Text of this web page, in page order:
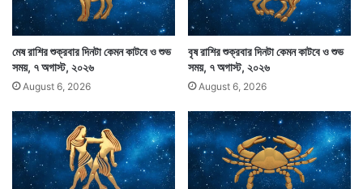
প্রতিদিন সারাদিনের মধ্যে মাঝে মাঝে কিছুটা ভালো সময় থাকে।
যে সময়টা শুভকাজের পক্ষে শুভদায়ক। সেই সময়ের মধ্যে শুভকাজ
করলে শুভই হবে একথা জোর দিয়ে বলা যায়না। কারণ বিভিন্ন রাশি
গ্রহ নক্ষত্র ইত্যাদির উপর শুভ ফলের মাত্রা কমবেশি হয়ে থাকে।
তবুও কিছুটা শুভ ফল আশা করা যায়। যেমন অমৃতযোগ ও
মাহেন্দ্রযোগ।
মেষ রাশির শুক্রবার দিনটা কেমন কাটবে ও শুভ
সময়, ৭ অগাস্ট, ২০২৬
August 6, 2026
বৃষ রাশির শুক্রবার দিনটা কেমন কাটবে ও শুভ
সময়, ৭ অগাস্ট, ২০২৬
August 6, 2026